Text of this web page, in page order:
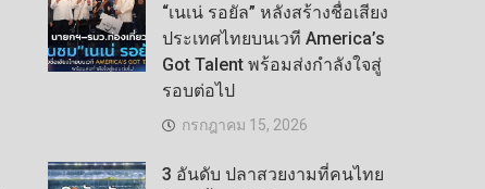
“เนเน่ รอยัล” หลังสร้างชื่อเสียง
ประเทศไทยบนเวที America’s
Got Talent พร้อมส่งกำลังใจสู่
รอบต่อไป
กรกฎาคม 15, 2026
3 อันดับ ปลาสวยงามที่คนไทย